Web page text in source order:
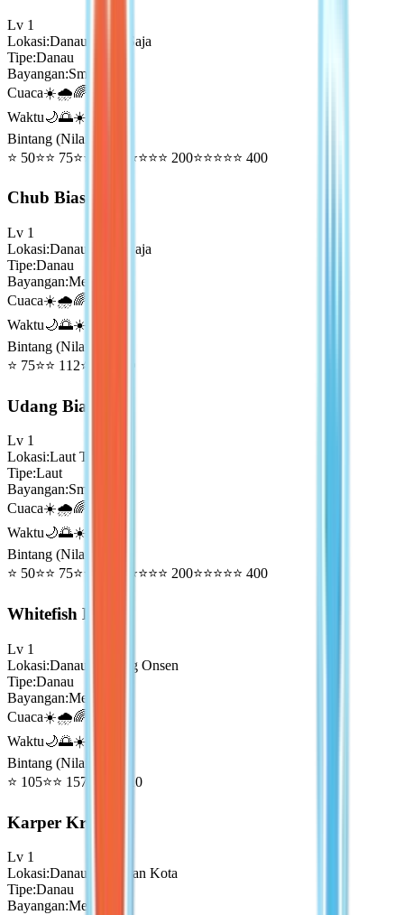
Lv 1
Lokasi:Danau Mana Saja
Tipe:Danau
Bayangan:Small
Cuaca☀️🌧️🌈
Waktu🌙🌅☀️🌇
Bintang (Nilai Emas)
⭐ 50⭐⭐ 75⭐⭐⭐ ⭐⭐⭐⭐ 200⭐⭐⭐⭐⭐ 400
Chub Biasa
Lv 1
Lokasi:Danau Mana Saja
Tipe:Danau
Bayangan:Medium
Cuaca☀️🌧️🌈
Waktu🌙🌅☀️🌇
Bintang (Nilai Emas)
⭐ 75⭐⭐ 112⭐⭐⭐
Udang Biasa
Lv 1
Lokasi:Laut Timur
Tipe:Laut
Bayangan:Small
Cuaca☀️🌧️🌈
Waktu🌙🌅☀️🌇
Bintang (Nilai Emas)
⭐ 50⭐⭐ 75⭐⭐⭐ ⭐⭐⭐⭐ 200⭐⭐⭐⭐⭐ 400
Whitefish Biasa
Lv 1
Lokasi:Danau Gunung Onsen
Tipe:Danau
Bayangan:Medium
Cuaca☀️🌧️🌈
Waktu🌙🌅☀️🌇
Bintang (Nilai Emas)
⭐ 105⭐⭐ 157 210
Karper Krusian
Lv 1
Lokasi:Danau Pinggiran Kota
Tipe:Danau
Bayangan:Medium